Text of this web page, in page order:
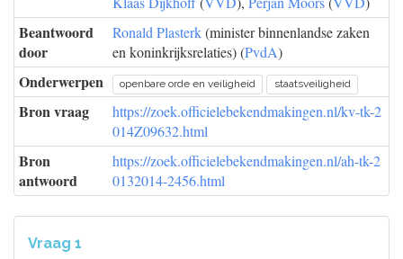
Beantwoord
door
Ronald Plasterk(minister binnenlandse zaken
en koninkrijksrelaties) (PvdA)
Onderwerpen openbare orde en veiligheid staatsveiligheid
Bron vraag
https://zoek.officielebekendmakingen.nl/kv-tk-2
014Z09632.html
Bron
antwoord
https://zoek.officielebekendmakingen.nl/ah-tk-2
0132014-2456.html
Vraag 1